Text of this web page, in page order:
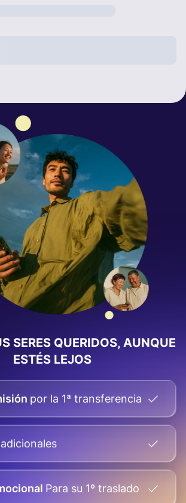
SERES QUERIDOS, AUNQUE
ESTÉS LEJOS
por la 1ª transferencia
Para su 1º traslado